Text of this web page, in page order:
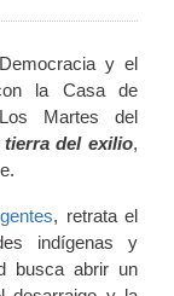
y el
la Casa de
Martes del
tierra del exilio,
, retrata el
indígenas y
busca abrir un